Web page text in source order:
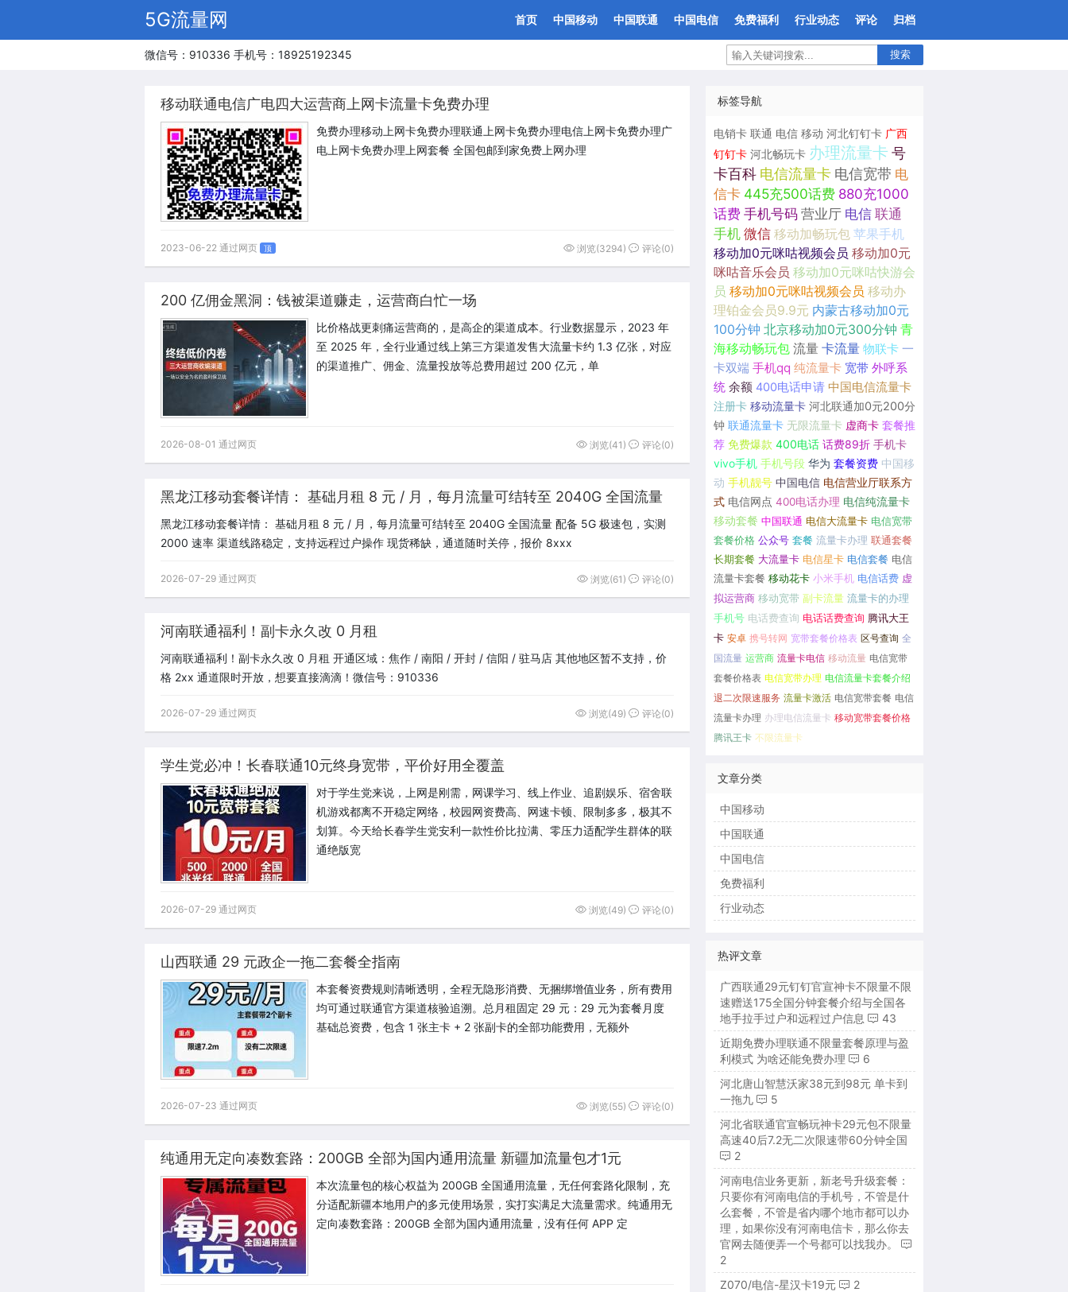
5G流量网 首页 中国移动 中国联通 中国电信 免费福利 行业动态 评论 归档
微信号：910336 手机号：18925192345 搜索
移动联通电信广电四大运营商上网卡流量卡免费办理
免费办理移动上网卡免费办理联通上网卡免费办理电信上网卡免费办理广
电上网卡免费办理上网套餐 全国包邮到家免费上网办理
2023-06-22 通过网页 顶 浏览(3294) 评论(0)
200 亿佣金黑洞：钱被渠道赚走，运营商白忙一场
比价格战更刺痛运营商的，是高企的渠道成本。行业数据显示，2023 年
至 2025 年，全行业通过线上第三方渠道发售大流量卡约 1.3 亿张，对应
的渠道推广、佣金、流量投放等总费用超过 200 亿元，单
2026-08-01 通过网页 浏览(41) 评论(0)
黑龙江移动套餐详情： 基础月租 8 元 / 月，每月流量可结转至 2040G 全国流量
黑龙江移动套餐详情： 基础月租 8 元 / 月，每月流量可结转至 2040G 全国流量 配备 5G 极速包，实测
2000 速率 渠道线路稳定，支持远程过户操作 现货稀缺，通道随时关停，报价 8xxx
2026-07-29 通过网页 浏览(61) 评论(0)
河南联通福利！副卡永久改 0 月租
河南联通福利！副卡永久改 0 月租 开通区域：焦作 / 南阳 / 开封 / 信阳 / 驻马店 其他地区暂不支持，价
格 2xx 通道限时开放，想要直接滴滴！微信号：910336
2026-07-29 通过网页 浏览(49) 评论(0)
学生党必冲！长春联通10元终身宽带，平价好用全覆盖
对于学生党来说，上网是刚需，网课学习、线上作业、追剧娱乐、宿舍联
机游戏都离不开稳定网络，校园网资费高、网速卡顿、限制多多，极其不
划算。今天给长春学生党安利一款性价比拉满、零压力适配学生群体的联
通绝版宽
2026-07-29 通过网页 浏览(49) 评论(0)
山西联通 29 元政企一拖二套餐全指南
本套餐资费规则清晰透明，全程无隐形消费、无捆绑增值业务，所有费用
均可通过联通官方渠道核验追溯。总月租固定 29 元：29 元为套餐月度
基础总资费，包含 1 张主卡 + 2 张副卡的全部功能费用，无额外
2026-07-23 通过网页 浏览(55) 评论(0)
纯通用无定向凑数套路：200GB 全部为国内通用流量 新疆加流量包才1元
本次流量包的核心权益为 200GB 全国通用流量，无任何套路化限制，充
分适配新疆本地用户的多元使用场景，实打实满足大流量需求。纯通用无
定向凑数套路：200GB 全部为国内通用流量，没有任何 APP 定
标签导航
电销卡 联通 电信 移动 河北钉钉卡 广西
钉钉卡 河北畅玩卡 办理流量卡 号
卡百科 电信流量卡 电信宽带 电
信卡 445充500话费 880充1000
话费 手机号码 营业厅 电信 联通
手机 微信 移动加畅玩包 苹果手机
移动加0元咪咕视频会员 移动加0元
咪咕音乐会员 移动加0元咪咕快游会
员 移动加0元咪咕视频会员 移动办
理铂金会员9.9元 内蒙古移动加0元
100分钟 北京移动加0元300分钟 青
海移动畅玩包 流量 卡流量 物联卡 一
卡双端 手机qq 纯流量卡 宽带 外呼系
统 余额 400电话申请 中国电信流量卡
注册卡 移动流量卡 河北联通加0元200分
钟 联通流量卡 无限流量卡 虚商卡 套餐推
荐 免费爆款 400电话 话费89折 手机卡
vivo手机 手机号段 华为 套餐资费 中国移
动 手机靓号 中国电信 电信营业厅联系方
式 电信网点 400电话办理 电信纯流量卡
移动套餐 中国联通 电信大流量卡 电信宽带
套餐价格 公众号 套餐 流量卡办理 联通套餐
长期套餐 大流量卡 电信星卡 电信套餐 电信
流量卡套餐 移动花卡 小米手机 电信话费 虚
拟运营商 移动宽带 副卡流量 流量卡的办理
手机号 电话费查询 电话话费查询 腾讯大王
卡 安卓 携号转网 宽带套餐价格表 区号查询 全
国流量 运营商 流量卡电信 移动流量 电信宽带
套餐价格表 电信宽带办理 电信流量卡套餐介绍
退二次限速服务 流量卡激活 电信宽带套餐 电信
流量卡办理 办理电信流量卡 移动宽带套餐价格
腾讯王卡 不限流量卡
文章分类
中国移动
中国联通
中国电信
免费福利
行业动态
热评文章
广西联通29元钉钉官宣神卡不限量不限
速赠送175全国分钟套餐介绍与全国各
地手拉手过户和远程过户信息
43
近期免费办理联通不限量套餐原理与盈
利模式 为啥还能免费办理
6
河北唐山智慧沃家38元到98元 单卡到
一拖九
5
河北省联通官宣畅玩神卡29元包不限量
高速40后7.2无二次限速带60分钟全国
2
河南电信业务更新，新老号升级套餐：
只要你有河南电信的手机号，不管是什
么套餐，不管是省内哪个地市都可以办
理，如果你没有河南电信卡，那么你去
官网去随便弄一个号都可以找我办。
2
Z070/电信-星汉卡19元
2